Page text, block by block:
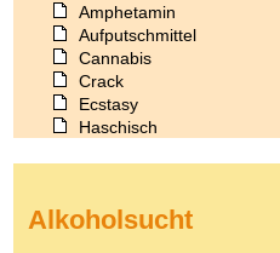
Amphetamin
Aufputschmittel
Cannabis
Crack
Ecstasy
Haschisch
Kokain
Alkoholsucht